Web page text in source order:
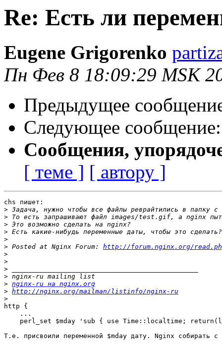
Re: Есть ли
Eugene Grigorenko
Пн Фев 8 18:09:29 MSK
Предыдущее
Следующее
Сообщения,
[ теме ] [ автору ]
chs пишет:
>
>
>
>
>
> Posted at Nginx Forum: http://forum.nginx.org/
>
>
>
>
> nginx-ru на nginx.org
> http://nginx.org/mailman/listinfo/nginx-ru
>
http {
    ...
perl_set $mday 'sub { use Time::localtime;
Т.е. присвоили переменной $mday дату. Nginx собирать с